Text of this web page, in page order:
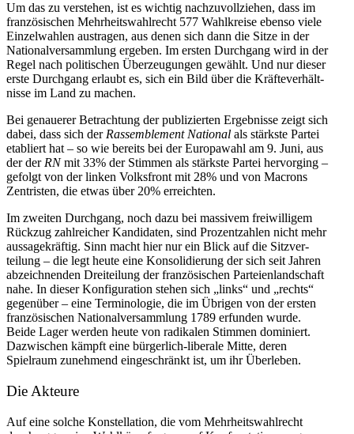
Um das zu verstehen, ist es wichtig nachzu­voll­ziehen, dass im
franzö­si­schen Mehrheits­wahl­recht 577 Wahlkreise ebenso viele
Einzel­wahlen austragen, aus denen sich dann die Sitze in der
Natio­nal­ver­sammlung ergeben. Im ersten Durchgang wird in der
Regel nach politi­schen Überzeu­gungen gewählt. Und nur dieser
erste Durchgang erlaubt es, sich ein Bild über die Kräfte­ver­hält­
nisse im Land zu machen.
Bei genauerer Betrachtung der publi­zierten Ergeb­nisse zeigt sich
dabei, dass sich der Rassem­blement National als stärkste Partei
etabliert hat – so wie bereits bei der Europawahl am 9. Juni, aus
der der RNmit 33% der Stimmen als stärkste Partei hervorging –
gefolgt von der linken Volks­front mit 28% und von Macrons
Zentristen, die etwas über 20% erreichten.
Im zweiten Durchgang, noch dazu bei massivem freiwil­ligem
Rückzug zahlreicher Kandi­daten, sind Prozent­zahlen nicht mehr
aussa­ge­kräftig. Sinn macht hier nur ein Blick auf die Sitzver­
teilung – die legt heute eine Konso­li­dierung der sich seit Jahren
abzeich­nenden Dreiteilung der franzö­si­schen Partei­en­land­schaft
nahe. In dieser Konfi­gu­ration stehen sich „links“ und „rechts“
gegenüber – eine Termi­no­logie, die im Übrigen von der ersten
franzö­si­schen Natio­nal­ver­sammlung 1789 erfunden wurde.
Beide Lager werden heute von radikalen Stimmen dominiert.
Dazwi­schen kämpft eine bürgerlich-liberale Mitte, deren
Spielraum zunehmend einge­schränkt ist, um ihr Überleben.
Die Akteure
Auf eine solche Konstel­lation, die vom Mehrheits­wahl­recht